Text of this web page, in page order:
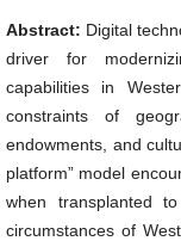
Abstract: Digital
driver for
capabilities in
constraints of
endowments, and
platform” model
when transplanted
circumstances of